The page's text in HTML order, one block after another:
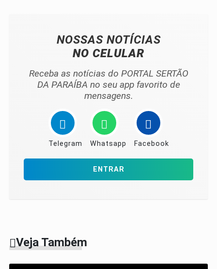
NOSSAS NOTÍCIAS
NO CELULAR
Receba as notícias do PORTAL SERTÃO
DA PARAÍBA no seu app favorito de
mensagens.
Telegram Whatsapp Facebook
ENTRAR
Veja Também